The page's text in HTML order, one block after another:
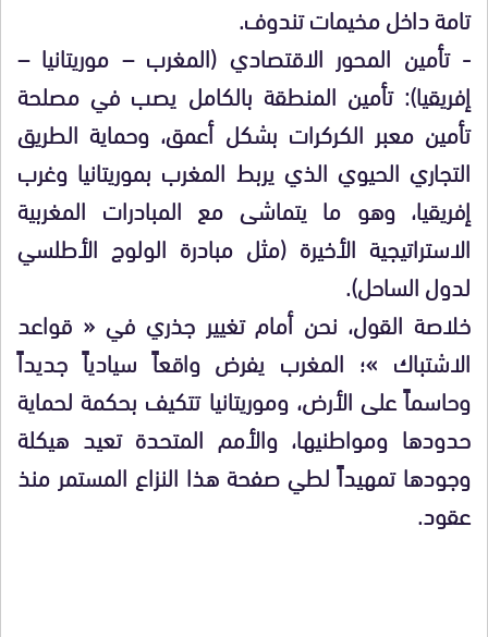
تامة داخل مخيمات تندوف.
​- تأمين المحور الاقتصادي (المغرب – موريتانيا –
إفريقيا): تأمين المنطقة بالكامل يصب في مصلحة
تأمين معبر الكركرات بشكل أعمق، وحماية الطريق
التجاري الحيوي الذي يربط المغرب بموريتانيا وغرب
إفريقيا، وهو ما يتماشى مع المبادرات المغربية
الاستراتيجية الأخيرة (مثل مبادرة الولوج الأطلسي
لدول الساحل).
​خلاصة القول، نحن أمام تغيير جذري في « قواعد
الاشتباك »؛ المغرب يفرض واقعاً سيادياً جديداً
وحاسماً على الأرض، وموريتانيا تتكيف بحكمة لحماية
حدودها ومواطنيها، والأمم المتحدة تعيد هيكلة
وجودها تمهيداً لطي صفحة هذا النزاع المستمر منذ
عقود.